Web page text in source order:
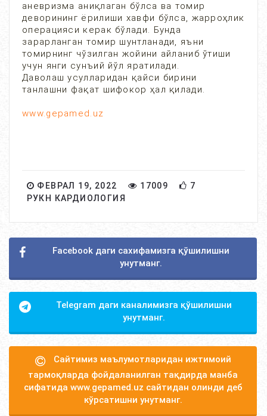
аневризма аниқлаган бўлса ва томир
деворининг ёрилиши хавфи бўлса, жарроҳлик
операцияси керак бўлади. Бунда
зарарланган томир шунтланади, яъни
томирнинг чўзилган жойини айланиб ўтиши
учун янги сунъий йўл яратилади.
Даволаш усулларидан қайси бирини
танлашни фақат шифокор ҳал қилади.
www.gepamed.uz
ФЕВРАЛ 19, 2022 17009
7
РУКН КАРДИОЛОГИЯ
Facebook даги сахифамизга қўшилишни
унутманг.
Telegram даги каналимизга қўшилишни
унутманг.
Сайтимиз маълумотларидан ижтимоий
тармоқларда фойдаланилган тақдирда манба
сифатида www.gepamed.uz сайтидан олинди деб
кўрсатишни унутманг.